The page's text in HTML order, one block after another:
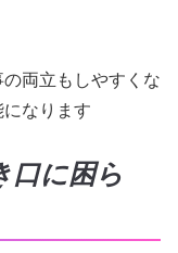
両立もしやすくな
なります
口に困ら